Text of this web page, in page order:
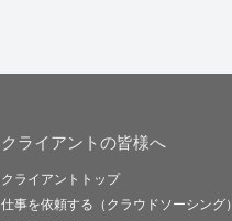
クライアントの皆様へ
クライアントトップ
仕事を依頼する（クラウドソーシング）